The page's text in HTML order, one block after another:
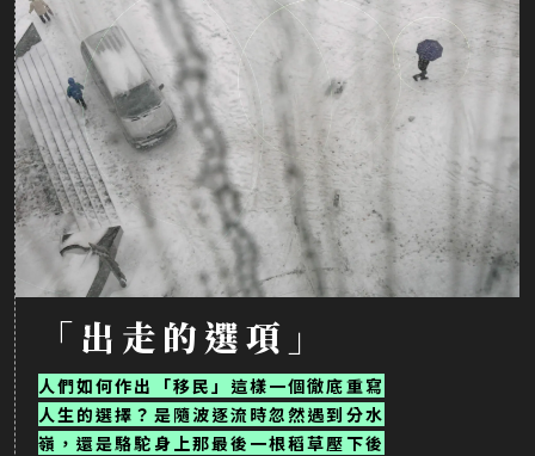
「出走的選項」
人們如何作出「移民」這樣一個徹底重寫
人生的選擇？是隨波逐流時忽然遇到分水
嶺，還是駱駝身上那最後一根稻草壓下後